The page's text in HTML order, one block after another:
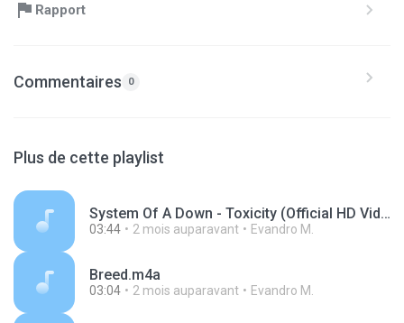
Rapport
Commentaires 0
Plus de cette playlist
System Of A Down - Toxicity (Official HD Video).m4a
03:44 2 mois auparavant Evandro M.
Breed.m4a
03:04 2 mois auparavant Evandro M.